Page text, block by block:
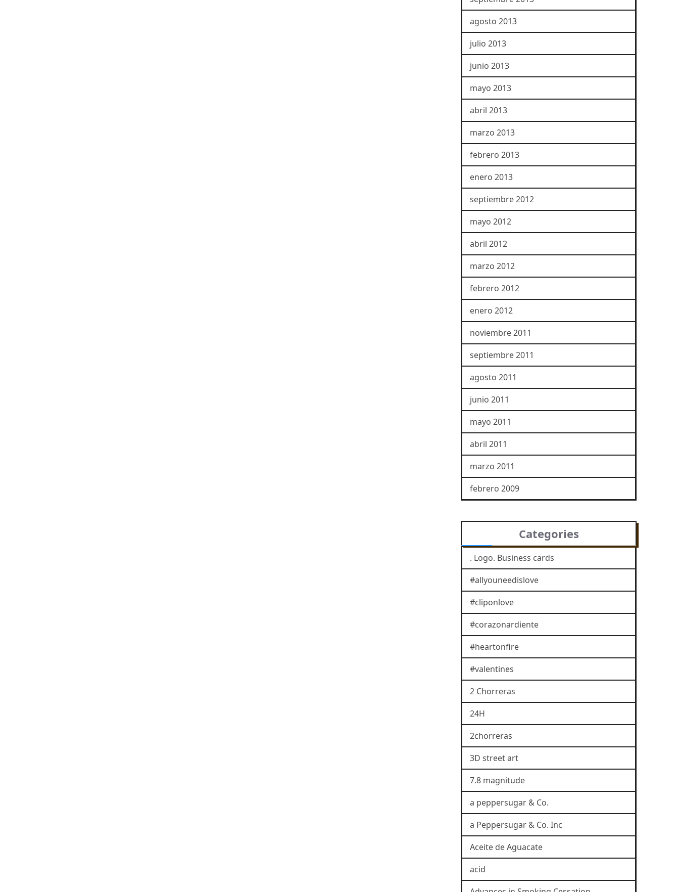
agosto 2013
julio 2013
junio 2013
mayo 2013
abril 2013
marzo 2013
febrero 2013
enero 2013
septiembre 2012
mayo 2012
abril 2012
marzo 2012
febrero 2012
enero 2012
noviembre 2011
septiembre 2011
agosto 2011
junio 2011
mayo 2011
abril 2011
marzo 2011
febrero 2009
Categories
. Logo. Business cards
#allyouneedislove
#cliponlove
#corazonardiente
#heartonfire
#valentines
2 Chorreras
24H
2chorreras
3D street art
7.8 magnitude
a peppersugar & Co.
a Peppersugar & Co. Inc
Aceite de Aguacate
acid